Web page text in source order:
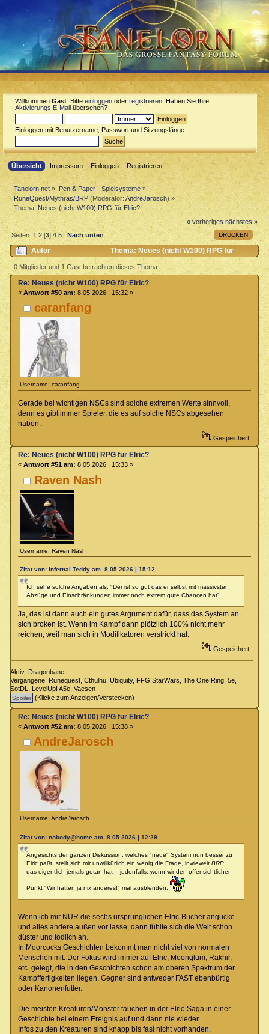
Willkommen Gast . Bitte einloggen oder registrieren . Haben Sie Ihre
Aktivierungs E-Mail übersehen?
Einloggen mit Benutzername, Passwort und Sitzungslänge
Übersicht Impressum Einloggen Registrieren
Tanelorn.net » Pen & Paper - Spielsysteme»
RuneQuest/Mythras/BRP (Moderator:AndreJarosch) »
Thema:Neues (nicht W100) RPG für Elric?
« vorheriges nächstes »
DRUCKEN
Seiten:1 2 [3]4 5 Nach unten
Autor
Thema: Neues (nicht W100) RPG für
Elric? (Gelesen 4909 mal)
0 Mitglieder und 1 Gast betrachten dieses Thema.
caranfang
Username: caranfang
Re: Neues (nicht W100) RPG für Elric?
« Antwort #50 am: 8.05.2026 | 15:32 »
Gerade bei wichtigen NSCs sind solche extremen Werte sinnvoll,
denn es gibt immer Spieler, die es auf solche NSCs abgesehen
haben.
Gespeichert
Raven Nash
Username: Raven Nash
Re: Neues (nicht W100) RPG für Elric?
« Antwort #51 am: 8.05.2026 | 15:33 »
Zitat von: Infernal Teddy am 8.05.2026 | 15:12
Ich sehe solche Angaben als: "Der ist so gut das er selbst mit massivsten
Abzüge und Einschränkungen immer noch extrem gute Chancen hat"
Ja, das ist dann auch ein gutes Argument dafür, dass das System an
sich broken ist. Wenn im Kampf dann plötzlich 100% nicht mehr
reichen, weil man sich in Modifikatoren verstrickt hat.
Gespeichert
Aktiv: Dragonbane
Vergangene: Runequest, Cthulhu, Ubiquity, FFG StarWars, The One Ring, 5e,
SotDL, LevelUp! A5e, Vaesen
(Klicke zum Anzeigen/Verstecken)
AndreJarosch
Username: AndreJarosch
Re: Neues (nicht W100) RPG für Elric?
« Antwort #52 am: 8.05.2026 | 15:38 »
Zitat von: nobody@home am 8.05.2026 | 12:29
Angesichts der ganzen Diskussion, welches "neue" System nun besser zu
Elric paßt, stellt sich mir unwillkürlich ein wenig die Frage, inwieweit BRP
das eigentlich jemals getan hat -- jedenfalls, wenn wir den offensichtlichen
Punkt "Wir hatten ja nix anderes!" mal ausblenden.
Wenn ich mir NUR die sechs ursprünglichen Elric-Bücher angucke
und alles andere außen vor lasse, dann fühlte sich die Welt schon
düster und tödlich an.
In Moorcocks Geschichten bekommt man nicht viel von normalen
Menschen mit. Der Fokus wird immer auf Elric, Moonglum, Rakhir,
etc. gelegt, die in den Geschichten schon am oberen Spektrum der
Kampffertigkeiten liegen. Gegner sind entweder FAST ebenbürtig
oder Kanonenfutter.
Die meisten Kreaturen/Monster tauchen in der Elric-Saga in einer
Geschichte bei einem Ereignis auf und dann nie wieder.
Infos zu den Kreaturen sind knapp bis fast nicht vorhanden.